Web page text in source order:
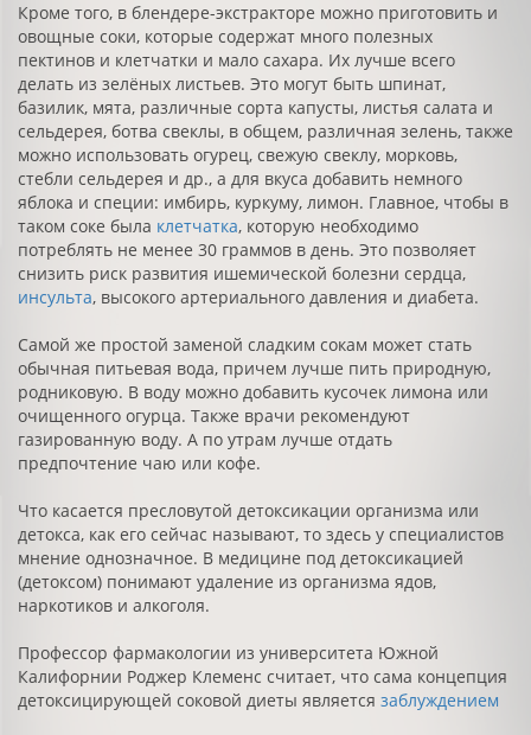
Кроме того, в блендере-экстракторе можно приготовить и
овощные соки, которые содержат много полезных
пектинов и клетчатки и мало сахара. Их лучше всего
делать из зелёных листьев. Это могут быть шпинат,
базилик, мята, различные сорта капусты, листья салата и
сельдерея, ботва свеклы, в общем, различная зелень, также
можно использовать огурец, свежую свеклу, морковь,
стебли сельдерея и др., а для вкуса добавить немного
яблока и специи: имбирь, куркуму, лимон. Главное, чтобы в
таком соке была клетчатка, которую необходимо
потреблять не менее 30 граммов в день. Это позволяет
снизить риск развития ишемической болезни сердца,
инсульта, высокого артериального давления и диабета.
Самой же простой заменой сладким сокам может стать
обычная питьевая вода, причем лучше пить природную,
родниковую. В воду можно добавить кусочек лимона или
очищенного огурца. Также врачи рекомендуют
газированную воду. А по утрам лучше отдать
предпочтение чаю или кофе.
Что касается пресловутой детоксикации организма или
детокса, как его сейчас называют, то здесь у специалистов
мнение однозначное. В медицине под детоксикацией
(детоксом) понимают удаление из организма ядов,
наркотиков и алкоголя.
Профессор фармакологии из университета Южной
Калифорнии Роджер Клеменс считает, что сама концепция
детоксицирующей соковой диеты является заблуждением